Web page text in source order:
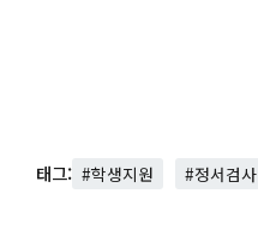
태그: #학생지원 #정서검사